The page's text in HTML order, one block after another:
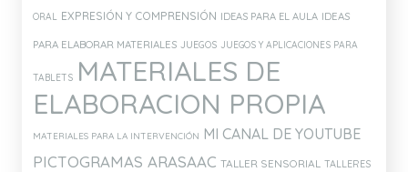
ORAL EXPRESIÓN Y COMPRENSIÓN IDEAS PARA EL AULA IDEAS
PARA ELABORAR MATERIALES JUEGOS JUEGOS Y APLICACIONES PARA
TABLETS MATERIALES DE
ELABORACION PROPIA
MATERIALES PARA LA INTERVENCIÓN MI CANAL DE YOUTUBE
PICTOGRAMAS ARASAAC TALLER SENSORIAL TALLERES